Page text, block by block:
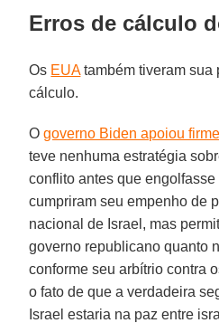
Erros de cálculo
Os EUAtambém tiveram sua
cálculo.
Ogoverno Biden apoiou
teve nenhuma estratégia
conflito antes que
cumpriram seu empenho de
nacional de Israel, mas
governo republicano quanto
conforme seu arbítrio contra
o fato de que a verdadeira
Israel estaria na paz entre